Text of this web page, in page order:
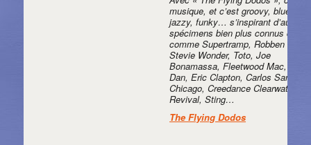
musique, et c’est groovy, bluesy,
jazzy, funky… s’inspirant d’autres
spécimens bien plus connus
comme Supertramp, Robben Ford,
Stevie Wonder, Toto, Joe
Bonamassa, Fleetwood Mac,
Dan, Eric Clapton, Carlos Santana,
Chicago, Creedance Clearwater
Revival, Sting…
The Flying Dodos